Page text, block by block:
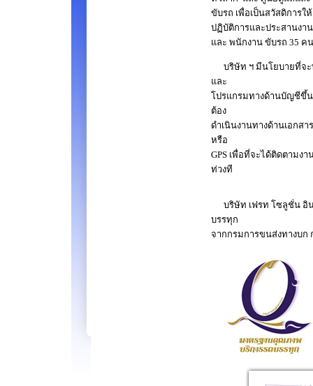
ขับรถ เพื่อเป็นสวัสดิการ
ปฏิบัติการและประสานงา
และ พนักงาน ขับรถ 35 ค
บริษัท ฯ มีนโยบายที่จะ
และ
โปรแกรมทางด้านบัญชีขึ้น
ต้อง
ดำเนินงานทางด้านเอกส
หรือ
GPS เพื่อที่จะได้ติดตามง
ท่วงที
บริษัท เฟรท โซลูชั่น อิน
บรรทุก
จากกรมการขนส่งทางบก